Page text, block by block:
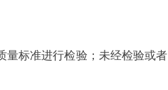
量标准进行检验；未经检验或者